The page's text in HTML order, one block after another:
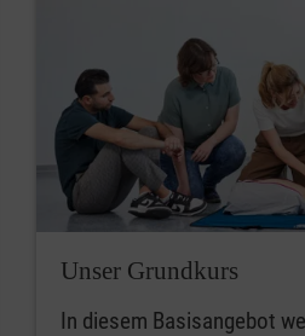
Unser Grundkurs
In diesem Basisangebot